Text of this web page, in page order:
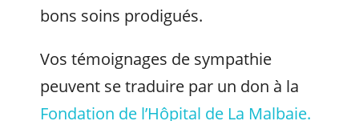
bons soins prodigués.
Vos témoignages de sympathie
peuvent se traduire par un don à la
Fondation de l’Hôpital de La Malbaie.